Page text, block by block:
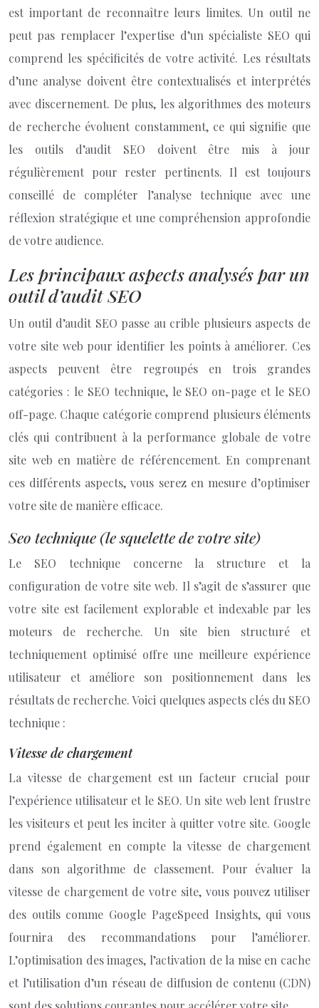
est important de reconnaître leurs limites. Un outil ne
peut pas remplacer l’expertise d’un spécialiste SEO qui
comprend les spécificités de votre activité. Les résultats
d’une analyse doivent être contextualisés et interprétés
avec discernement. De plus, les algorithmes des moteurs
de recherche évoluent constamment, ce qui signifie que
les outils d’audit SEO doivent être mis à jour
régulièrement pour rester pertinents. Il est toujours
conseillé de compléter l’analyse technique avec une
réflexion stratégique et une compréhension approfondie
de votre audience.
Les principaux aspects analysés par un
outil d’audit SEO
Un outil d’audit SEO passe au crible plusieurs aspects de
votre site web pour identifier les points à améliorer. Ces
aspects peuvent être regroupés en trois grandes
catégories : le SEO technique, le SEO on-page et le SEO
off-page. Chaque catégorie comprend plusieurs éléments
clés qui contribuent à la performance globale de votre
site web en matière de référencement. En comprenant
ces différents aspects, vous serez en mesure d’optimiser
votre site de manière efficace.
Seo technique (le squelette de votre site)
Le SEO technique concerne la structure et la
configuration de votre site web. Il s’agit de s’assurer que
votre site est facilement explorable et indexable par les
moteurs de recherche. Un site bien structuré et
techniquement optimisé offre une meilleure expérience
utilisateur et améliore son positionnement dans les
résultats de recherche. Voici quelques aspects clés du SEO
technique :
Vitesse de chargement
La vitesse de chargement est un facteur crucial pour
l’expérience utilisateur et le SEO. Un site web lent frustre
les visiteurs et peut les inciter à quitter votre site. Google
prend également en compte la vitesse de chargement
dans son algorithme de classement. Pour évaluer la
vitesse de chargement de votre site, vous pouvez utiliser
des outils comme Google PageSpeed Insights, qui vous
fournira des recommandations pour l’améliorer.
L’optimisation des images, l’activation de la mise en cache
et l’utilisation d’un réseau de diffusion de contenu (CDN)